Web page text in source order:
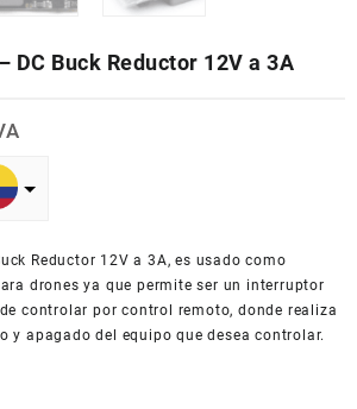
DC Buck Reductor 12V a 3A
Reductor 12V a 3A, es usado como
drones ya que permite ser un interruptor
controlar por control remoto, donde realiza
y apagado del equipo que desea controlar.